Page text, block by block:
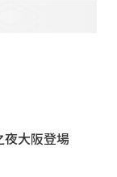
夜大阪登場